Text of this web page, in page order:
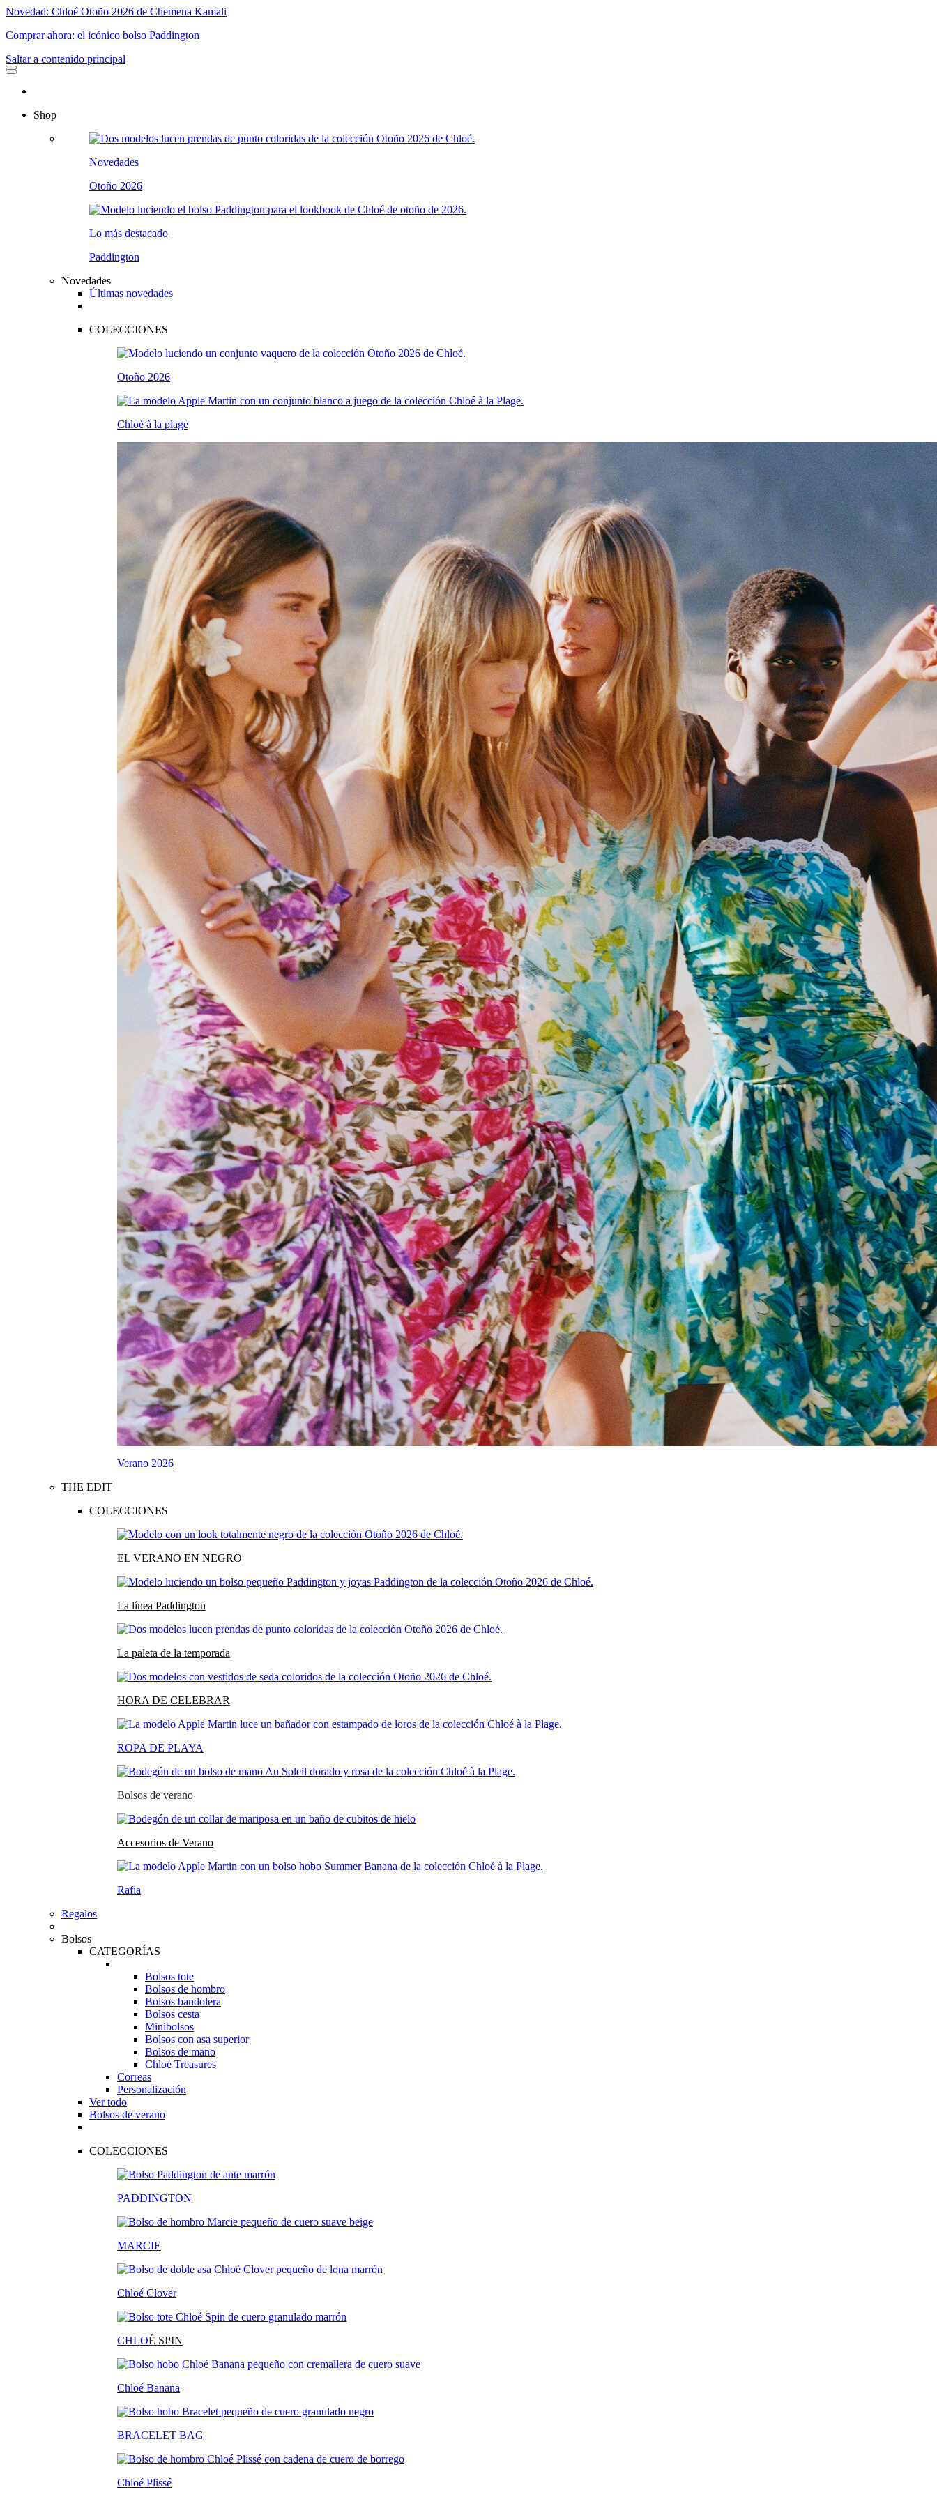
Novedad: Chloé Otoño 2026 de Chemena Kamali
Comprar ahora: el icónico bolso Paddington
Saltar a contenido principal
Shop
Novedades
Otoño 2026
Lo más destacado
Paddington
Novedades
Últimas novedades
COLECCIONES
Otoño 2026
Chloé à la plage
Verano 2026
THE EDIT
COLECCIONES
EL VERANO EN NEGRO
La línea Paddington
La paleta de la temporada
HORA DE CELEBRAR
ROPA DE PLAYA
Bolsos de verano
Accesorios de Verano
Rafia
Regalos
Bolsos
CATEGORÍAS
Bolsos tote
Bolsos de hombro
Bolsos bandolera
Bolsos cesta
Minibolsos
Bolsos con asa superior
Bolsos de mano
Chloe Treasures
Correas
Personalización
Ver todo
Bolsos de verano
COLECCIONES
PADDINGTON
MARCIE
Chloé Clover
CHLOÉ SPIN
Chloé Banana
BRACELET BAG
Chloé Plissé